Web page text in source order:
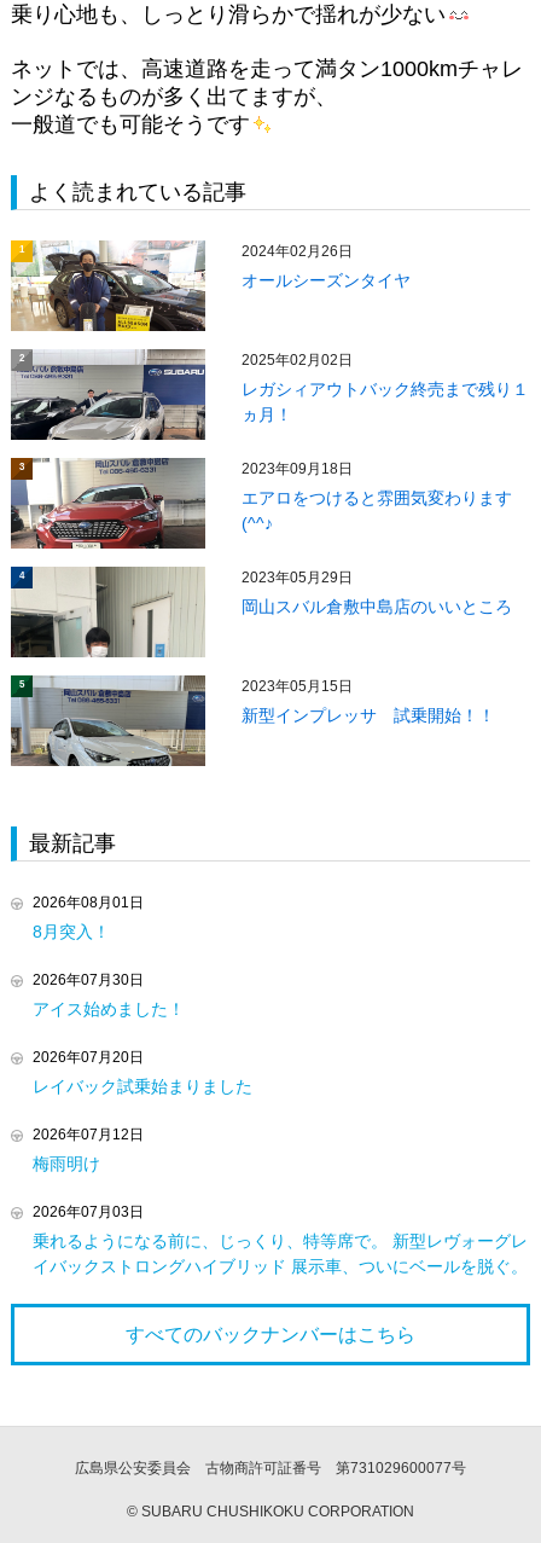
乗り心地も、しっとり滑らかで揺れが少ない
ネットでは、高速道路を走って満タン1000kmチャレ
ンジなるものが多く出てますが、
一般道でも可能そうです
よく読まれている記事
1 2024年02月26日
オールシーズンタイヤ
2 2025年02月02日
レガシィアウトバック終売まで残り１
ヵ月！
3 2023年09月18日
エアロをつけると雰囲気変わります
(^^♪
4 2023年05月29日
岡山スバル倉敷中島店のいいところ
5 2023年05月15日
新型インプレッサ 試乗開始！！
最新記事
2026年08月01日
8月突入！
2026年07月30日
アイス始めました！
2026年07月20日
レイバック試乗始まりました
2026年07月12日
梅雨明け
2026年07月03日
乗れるようになる前に、じっくり、特等席で。 新型レヴォーグレ
イバックストロングハイブリッド 展示車、ついにベールを脱ぐ。
すべてのバックナンバーはこちら
広島県公安委員会 古物商許可証番号 第731029600077号
© SUBARU CHUSHIKOKU CORPORATION